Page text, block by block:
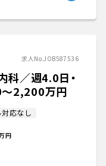
求人No.JOB587536
科／週4.0日・
〜2,200万円
応なし
円